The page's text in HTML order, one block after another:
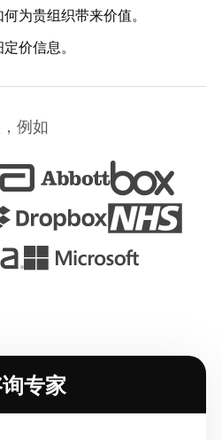
为贵组织带来价值。
价信息。
例如
专家